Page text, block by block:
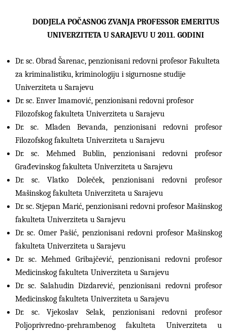
DODJELA POČASNOG ZVANJA PROFESSOR EMERITUS
UNIVERZITETA U SARAJEVU U 2011. GODINI
Dr. sc. Obrad Šarenac, penzionisani redovni profesor Fakulteta
za kriminalistiku, kriminologiju i sigurnosne studije
Univerziteta u Sarajevu
Dr. sc. Enver Imamović, penzionisani redovni profesor
Filozofskog fakulteta Univerziteta u Sarajevu
Dr. sc. Mladen Bevanda, penzionisani redovni profesor
Filozofskog fakulteta Univerziteta u Sarajevu
Dr. sc. Mehmed Bublin, penzionisani redovni profesor
Građevinskog fakulteta Univerziteta u Sarajevu
Dr. sc. Vlatko Doleček, penzionisani redovni profesor
Mašinskog fakulteta Univerziteta u Sarajevu
Dr. sc. Stjepan Marić, penzionisani redovni profesor Mašinskog
fakulteta Univerziteta u Sarajevu
Dr. sc. Omer Pašić, penzionisani redovni profesor Mašinskog
fakulteta Univerziteta u Sarajevu
Dr. sc. Mehmed Gribajčević, penzionisani redovni profesor
Medicinskog fakulteta Univerziteta u Sarajevu
Dr. sc. Salahudin Dizdarević, penzionisani redovni profesor
Medicinskog fakulteta Univerziteta u Sarajevu
Dr. sc. Vjekoslav Selak, penzionisani redovni profesor
Poljoprivredno-prehrambenog fakulteta Univerziteta u